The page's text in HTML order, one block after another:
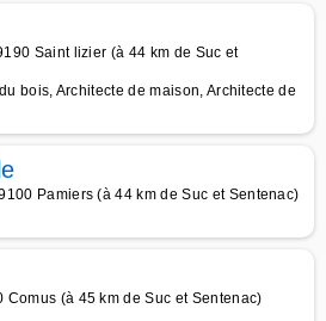
Saint lizier (à 44 km de Suc et
bois, Architecte de maison, Architecte de
Pamiers (à 44 km de Suc et Sentenac)
Comus (à 45 km de Suc et Sentenac)